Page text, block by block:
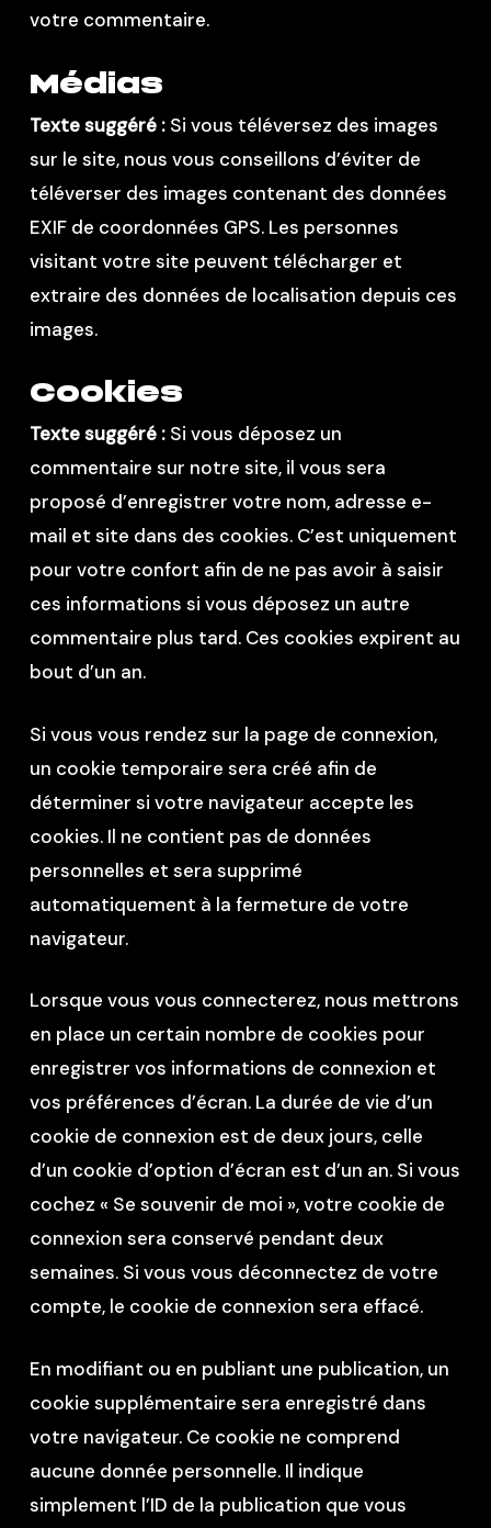
votre commentaire.
Médias
Texte suggéré : Si vous téléversez des images
sur le site, nous vous conseillons d’éviter de
téléverser des images contenant des données
EXIF de coordonnées GPS. Les personnes
visitant votre site peuvent télécharger et
extraire des données de localisation depuis ces
images.
Cookies
Texte suggéré : Si vous déposez un
commentaire sur notre site, il vous sera
proposé d’enregistrer votre nom, adresse e-
mail et site dans des cookies. C’est uniquement
pour votre confort afin de ne pas avoir à saisir
ces informations si vous déposez un autre
commentaire plus tard. Ces cookies expirent au
bout d’un an.
Si vous vous rendez sur la page de connexion,
un cookie temporaire sera créé afin de
déterminer si votre navigateur accepte les
cookies. Il ne contient pas de données
personnelles et sera supprimé
automatiquement à la fermeture de votre
navigateur.
Lorsque vous vous connecterez, nous mettrons
en place un certain nombre de cookies pour
enregistrer vos informations de connexion et
vos préférences d’écran. La durée de vie d’un
cookie de connexion est de deux jours, celle
d’un cookie d’option d’écran est d’un an. Si vous
cochez « Se souvenir de moi », votre cookie de
connexion sera conservé pendant deux
semaines. Si vous vous déconnectez de votre
compte, le cookie de connexion sera effacé.
En modifiant ou en publiant une publication, un
cookie supplémentaire sera enregistré dans
votre navigateur. Ce cookie ne comprend
aucune donnée personnelle. Il indique
simplement l’ID de la publication que vous